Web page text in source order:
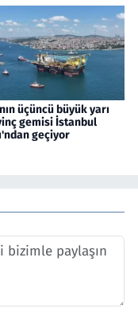
üçüncü büyük yarı
gemisi İstanbul
geçiyor